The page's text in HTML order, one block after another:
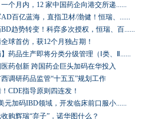
个月内，12 家中国药企向港交所递......
百亿蓝海，直指卫材/渤健！恒瑞、......
BD趋势转变！科弈多次授权，恒瑞、百......
球首仿，获12个月独占期！
】药品生产即将分类分级管理（Ⅰ类、Ⅱ......
药创新 跨国药企巨头加码在华投入
调研药品监管“十五五”规划工作
CDE指导原则四连发！
元加码IBD领域，开发临床前口服小......
购辉瑞“弃子”，诺华图什么？